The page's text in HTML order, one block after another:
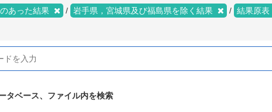
あった結果 岩手県，宮城県及び福島県を除く結果 結果原表
タベース、ファイル内を検索